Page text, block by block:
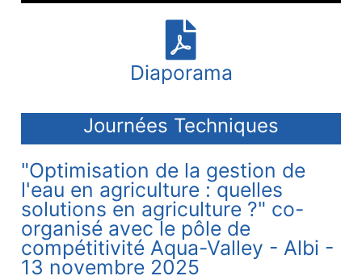
Diaporama
Journées Techniques
"Optimisation de la gestion de
l'eau en agriculture : quelles
solutions en agriculture ?" co-
organisé avec le pôle de
compétitivité Aqua-Valley - Albi -
13 novembre 2025